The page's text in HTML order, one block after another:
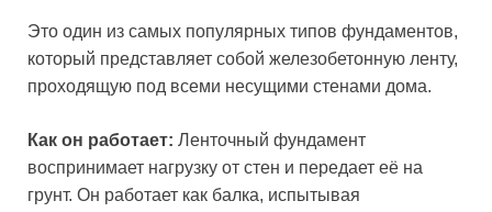
Это один из самых популярных типов фундаментов,
который представляет собой железобетонную ленту,
проходящую под всеми несущими стенами дома.
Как он работает: Ленточный фундамент
воспринимает нагрузку от стен и передает её на
грунт. Он работает как балка, испытывая